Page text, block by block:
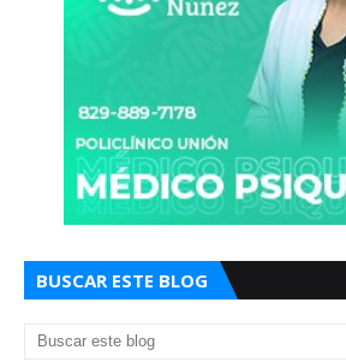
BUSCAR ESTE BLOG